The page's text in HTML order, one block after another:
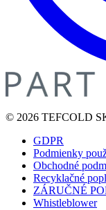
© 2026 TEFCOLD
GDPR
Podmienky
Obchodné
Recyklačné
ZÁRUČNÉ
Whistleblower